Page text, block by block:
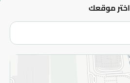
اختر موقعك
الفروع
سياسة الاستخدام